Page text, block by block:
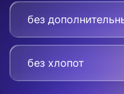
без
без хлопот